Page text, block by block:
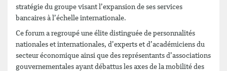
stratégie du groupe visant l’expansion de ses services
bancaires à l’échelle internationale.
Ce forum a regroupé une élite distinguée de personnalités
nationales et internationales, d’experts et d’académiciens du
secteur économique ainsi que des représentants d’associations
gouvernementales ayant débattus les axes de la mobilité des